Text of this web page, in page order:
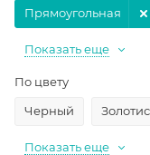
Прямоугольная
Показать еще
По цвету
Черный
Показать еще